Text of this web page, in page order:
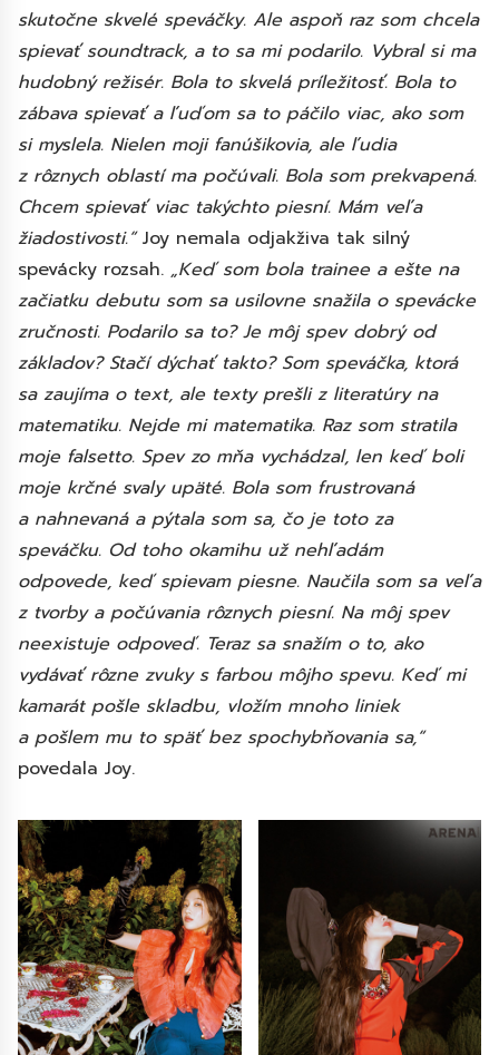
skutočne skvelé speváčky. Ale aspoň raz som chcela
spievať soundtrack, a to sa mi podarilo. Vybral si ma
hudobný režisér. Bola to skvelá príležitosť. Bola to
zábava spievať a ľuďom sa to páčilo viac, ako som
si myslela. Nielen moji fanúšikovia, ale ľudia
z rôznych oblastí ma počúvali. Bola som prekvapená.
Chcem spievať viac takýchto piesní. Mám veľa
žiadostivosti.“Joy nemala odjakživa tak silný
spevácky rozsah. „Keď som bola trainee a ešte na
začiatku debutu som sa usilovne snažila o spevácke
zručnosti. Podarilo sa to? Je môj spev dobrý od
základov? Stačí dýchať takto? Som speváčka, ktorá
sa zaujíma o text, ale texty prešli z literatúry na
matematiku. Nejde mi matematika. Raz som stratila
moje falsetto. Spev zo mňa vychádzal, len keď boli
moje krčné svaly upäté. Bola som frustrovaná
a nahnevaná a pýtala som sa, čo je toto za
speváčku. Od toho okamihu už nehľadám
odpovede, keď spievam piesne. Naučila som sa veľa
z tvorby a počúvania rôznych piesní. Na môj spev
neexistuje odpoveď. Teraz sa snažím o to, ako
vydávať rôzne zvuky s farbou môjho spevu. Keď mi
kamarát pošle skladbu, vložím mnoho liniek
a pošlem mu to späť bez spochybňovania sa,“
povedala Joy.